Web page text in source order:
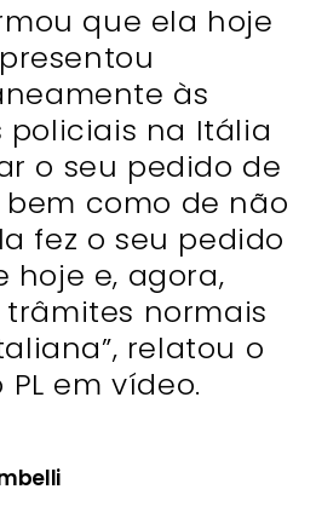
que ela hoje
às
policiais na Itália
o seu pedido de
como de não
fez o seu pedido
hoje e, agora,
normais
relatou o
em vídeo.